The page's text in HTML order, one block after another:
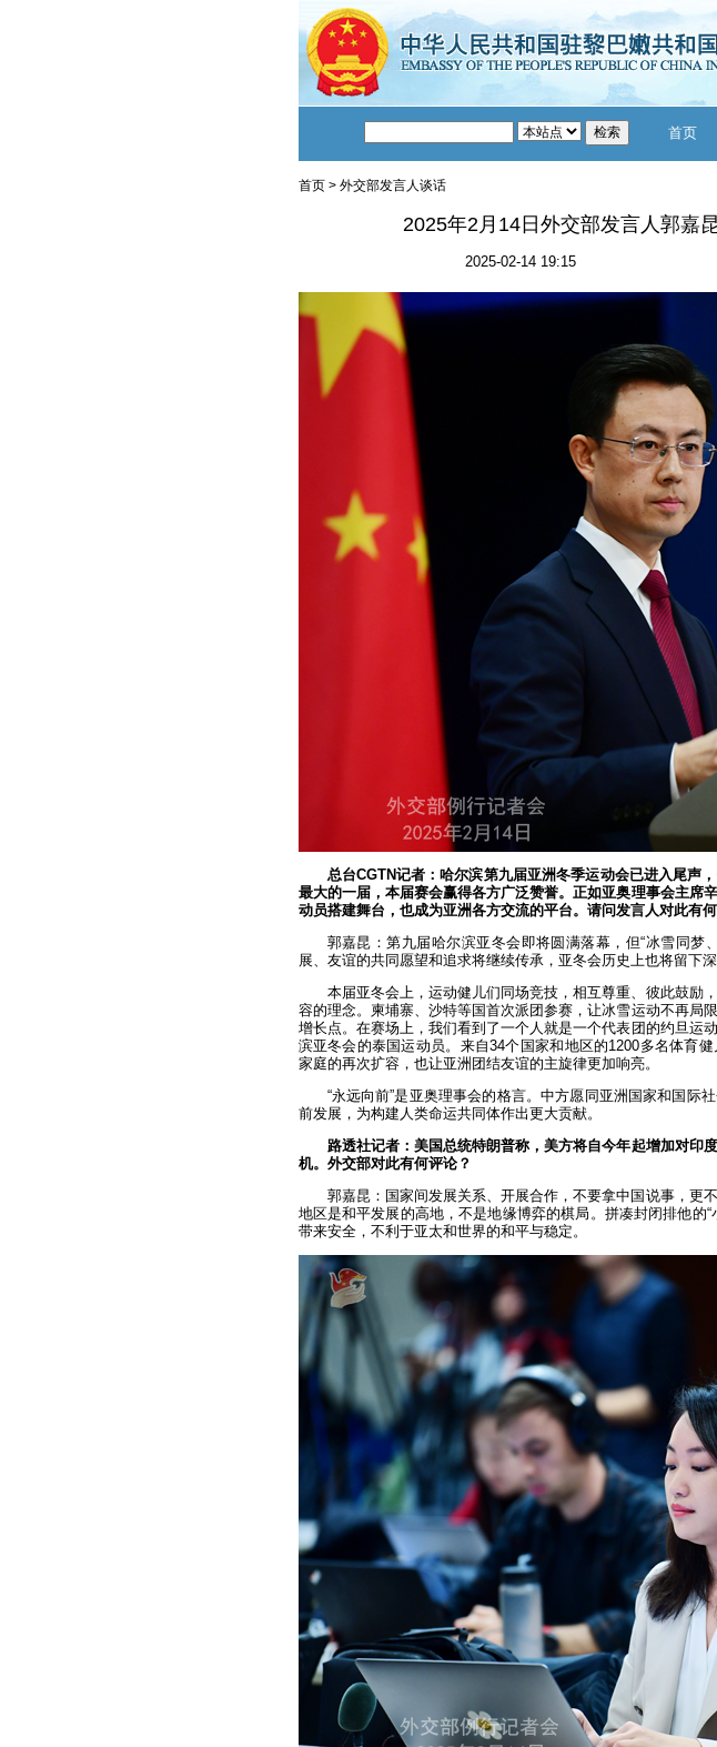
首页
首页> 外交部发言人谈话
2025年2月14日外交部发言人郭嘉
2025-02-14 19:15
总台CGTN记者：哈尔滨第九届亚洲冬季运动会已进入尾声
最大的一届，本届赛会赢得各方广泛赞誉。正如亚奥理事会主席
动员搭建舞台，也成为亚洲各方交流的平台。请问发言人对此有
郭嘉昆：第九届哈尔滨亚冬会即将圆满落幕，但“冰雪同梦
展、友谊的共同愿望和追求将继续传承，亚冬会历史上也将留下深
本届亚冬会上，运动健儿们同场竞技，相互尊重、彼此鼓励
容的理念。柬埔寨、沙特等国首次派团参赛，让冰雪运动不再局
增长点。在赛场上，我们看到了一个人就是一个代表团的约旦运
滨亚冬会的泰国运动员。来自34个国家和地区的1200多名体育
家庭的再次扩容，也让亚洲团结友谊的主旋律更加响亮。
“永远向前”是亚奥理事会的格言。中方愿同亚洲国家和国际
前发展，为构建人类命运共同体作出更大贡献。
路透社记者：美国总统特朗普称，美方将自今年起增加对印
机。外交部对此有何评论？
郭嘉昆：国家间发展关系、开展合作，不要拿中国说事，更
地区是和平发展的高地，不是地缘博弈的棋局。拼凑封闭排他的
带来安全，不利于亚太和世界的和平与稳定。